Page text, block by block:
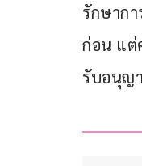
รักษาก
ก่อน แต่
รับอนุญ